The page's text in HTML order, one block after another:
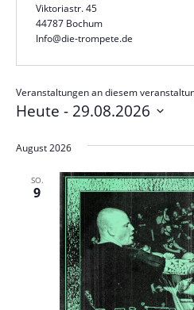
Viktoriastr. 45
44787 Bochum
Info@die-trompete.de
Veranstaltungen an diesem
Heute - 29.08.2026
wählen.
August 2026
SO.
9